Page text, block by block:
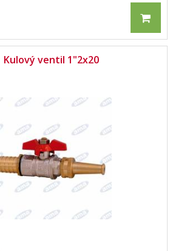
Kulový ventil 1"2x20